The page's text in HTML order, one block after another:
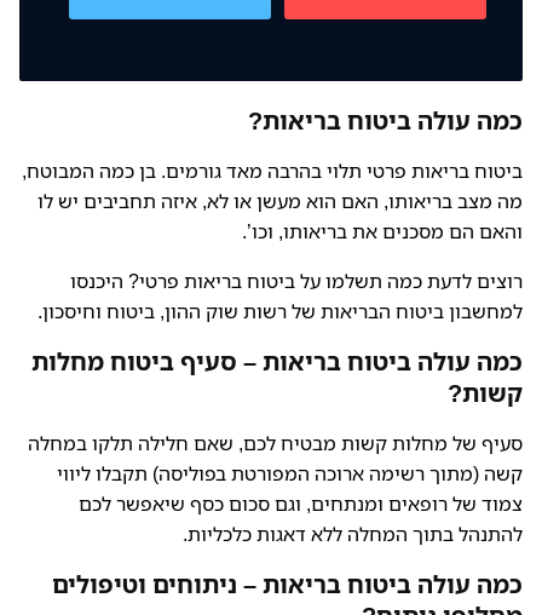
כמה עולה ביטוח בריאות?
ביטוח בריאות פרטי תלוי בהרבה מאד גורמים. בן כמה המבוטח,
מה מצב בריאותו, האם הוא מעשן או לא, איזה תחביבים יש לו
והאם הם מסכנים את בריאותו, וכו’.
רוצים לדעת כמה תשלמו על ביטוח בריאות פרטי? היכנסו
למחשבון ביטוח הבריאות של רשות שוק ההון, ביטוח וחיסכון.
כמה עולה ביטוח בריאות – סעיף ביטוח מחלות
קשות?
סעיף של מחלות קשות מבטיח לכם, שאם חלילה תלקו במחלה
קשה (מתוך רשימה ארוכה המפורטת בפוליסה) תקבלו ליווי
צמוד של רופאים ומנתחים, וגם סכום כסף שיאפשר לכם
להתנהל בתוך המחלה ללא דאגות כלכליות.
כמה עולה ביטוח בריאות – ניתוחים וטיפולים